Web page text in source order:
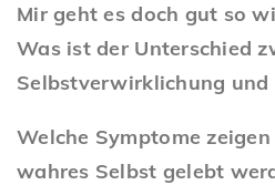
Mir geht es doch gut so
Was ist der Unterschied
Selbstverwirklichung und
Welche Symptome
wahres Selbst gelebt